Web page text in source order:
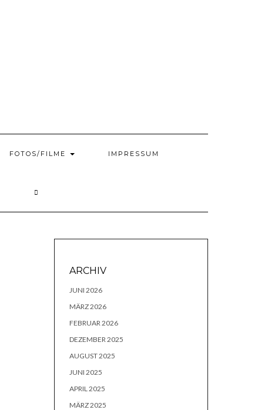
FOTOS/FILME IMPRESSUM
ARCHIV
JUNI 2026
MÄRZ 2026
FEBRUAR 2026
DEZEMBER 2025
AUGUST 2025
JUNI 2025
APRIL 2025
MÄRZ 2025